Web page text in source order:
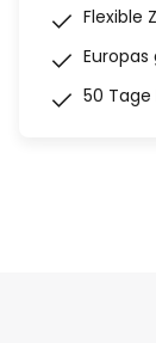
Flexible
50 Tage